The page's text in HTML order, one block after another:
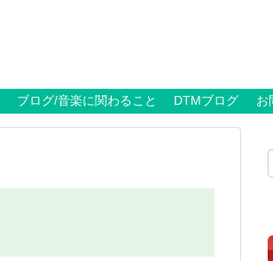
ブログ/音楽に関わること DTMブログ お